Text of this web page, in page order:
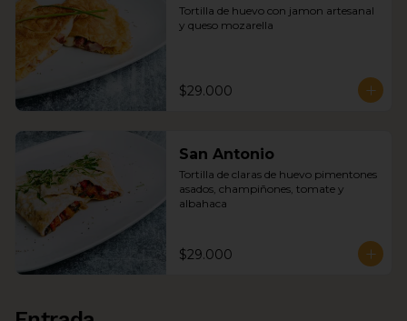
Tortilla de huevo con jamon artesanal
y queso mozarella
$29.000
San Antonio
Tortilla de claras de huevo pimentones
asados, champiñones, tomate y
albahaca
$29.000